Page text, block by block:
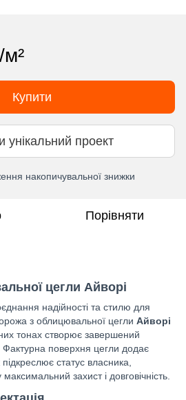
Купити
унікальний проект
накопичувальної знижки
Порівняти
цегли Айворі
надійності та стилю для
з облицювальної цегли Айворі
тонах створює завершений
Фактурна поверхня цегли додає
підкреслює статус власника,
захист і довговічність.